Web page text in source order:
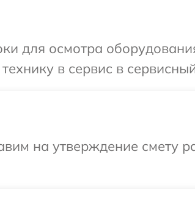
для осмотра
в сервис в
на утверждение смету